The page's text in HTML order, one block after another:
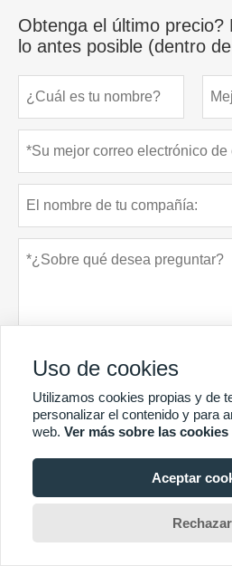
Obtenga el último precio?
lo antes posible (dentro
presentar Política
Derechos de autor © Guangzhou Chunke
Uso de cookies
Utilizamos cookies propias y de
personalizar el contenido y para
web. Ver más sobre las cookies
Aceptar
Rechazar